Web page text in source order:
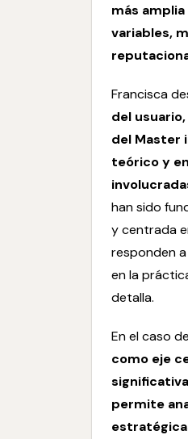
más
variables,
Francisca
del
del Master
teórico y
han sido
y centrada
responden
en la
detalla.
En el caso
como eje
permite